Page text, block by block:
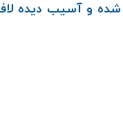
و آسیب دیده